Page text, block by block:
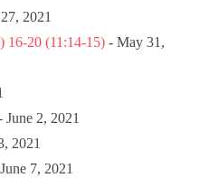
2021
16-20 (11:14-15) - May 31,
June 2, 2021
2021
7, 2021